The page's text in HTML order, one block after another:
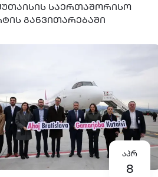
ᲡᲐᲔᲠᲗᲐᲨᲝᲠᲘᲡᲝ
ᲒᲐᲜᲕᲘᲗᲐᲠᲔᲑᲐᲨᲘ
აპრ
8